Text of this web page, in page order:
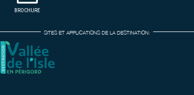
BROCHURE
SITES ET APPLICATIONS DE LA DESTINATION: